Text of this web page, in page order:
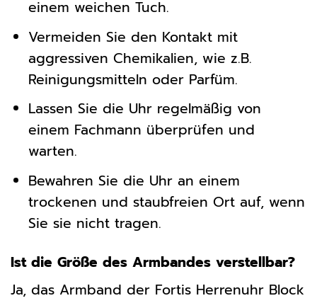
einem weichen Tuch.
Vermeiden Sie den Kontakt mit
aggressiven Chemikalien, wie z.B.
Reinigungsmitteln oder Parfüm.
Lassen Sie die Uhr regelmäßig von
einem Fachmann überprüfen und
warten.
Bewahren Sie die Uhr an einem
trockenen und staubfreien Ort auf, wenn
Sie sie nicht tragen.
Ist die Größe des Armbandes verstellbar?
Ja, das Armband der Fortis Herrenuhr Block